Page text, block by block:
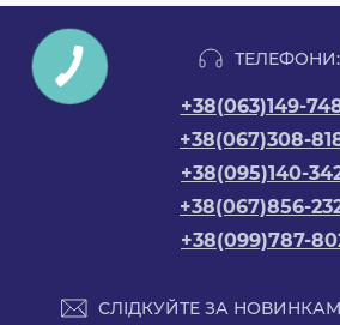
ТЕЛЕФОНИ:
+38(063)149-
+38(067)308-
+38(095)140-
+38(067)856-
+38(099)787-
СЛІДКУЙТЕ ЗА